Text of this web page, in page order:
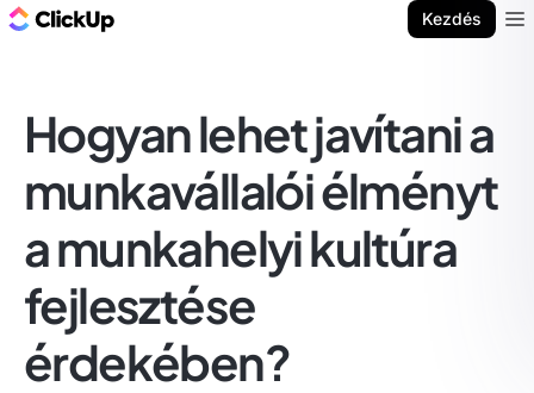
Kezdés
Hogyan lehet javítani a
munkavállalói élményt
a munkahelyi kultúra
fejlesztése
érdekében?